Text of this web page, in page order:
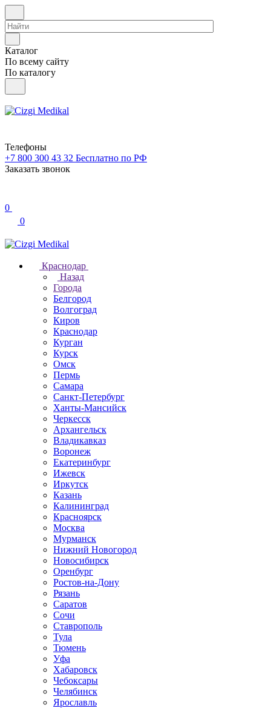
Каталог
По всему сайту
По каталогу
Телефоны
+7 800 300 43 32 Бесплатно по РФ
Заказать звонок
0
0
Краснодар
Назад
Города
Белгород
Волгоград
Киров
Краснодар
Курган
Курск
Омск
Пермь
Самара
Санкт-Петербург
Ханты-Мансийск
Черкесск
Архангельск
Владикавказ
Воронеж
Екатеринбург
Ижевск
Иркутск
Казань
Калининград
Красноярск
Москва
Мурманск
Нижний Новогород
Новосибирск
Оренбург
Ростов-на-Дону
Рязань
Саратов
Сочи
Ставрополь
Тула
Тюмень
Уфа
Хабаровск
Чебоксары
Челябинск
Ярославль